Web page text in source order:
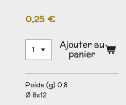
0,25 €
Ajouter au
panier
Poids (g) 0,8
Ø 8x12